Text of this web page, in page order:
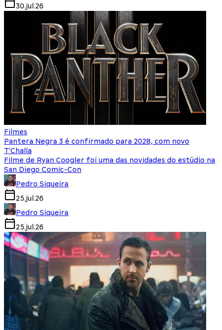
30.jul.26
Filmes
Pantera Negra 3 é confirmado para 2028, com novo
T'Challa
Filme de Ryan Coogler foi uma das novidades do estúdio na
San Diego Comic-Con
Pedro Siqueira
25.jul.26
Pedro Siqueira
25.jul.26